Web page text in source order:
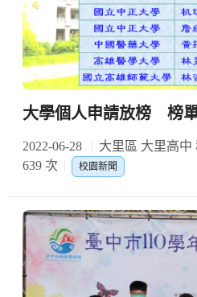
大學個人申請放榜 榜
2022-06-28 大里區 大里高中
639 次
校園新聞